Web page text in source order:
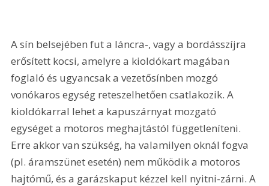
A sín belsejében fut a láncra-, vagy a bordásszíjra
erősített kocsi, amelyre a kioldókart magában
foglaló és ugyancsak a vezetősínben mozgó
vonókaros egység reteszelhetően csatlakozik. A
kioldókarral lehet a kapuszárnyat mozgató
egységet a motoros meghajtástól függetleníteni.
Erre akkor van szükség, ha valamilyen oknál fogva
(pl. áramszünet esetén) nem működik a motoros
hajtómű, és a garázskaput kézzel kell nyitni-zárni. A